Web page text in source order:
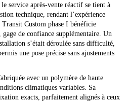
service après-vente réactif se tient à
technique, rendant l’expérience
Custom phase I bénéficie
de confiance supplémentaire. Un
s’était déroulée sans difficulté,
une pose précise sans ajustements
avec un polymère de haute
climatiques variables. Sa
exacts, parfaitement alignés à ceux